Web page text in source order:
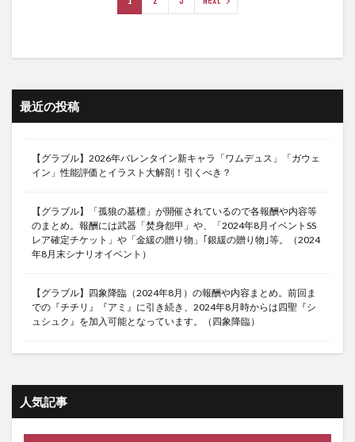
最近の投稿
【グラブル】2026年バレンタイン新キャラ「ワムデュス」「ガウェ
イン」性能評価とイラスト大解剖！引くべき？
【グラブル】「孤狼の墓標」が開催されているので各報酬や内容等
のまとめ。報酬には武器「焚身怨甲」や、「2024年8月イベントSS
レア確定チケット」や「金緩の贈り物」｢銀緩の贈り物｣等。（2024
年8月末シナリオイベント）
【グラブル】四象降臨（2024年8月）の報酬や内容まとめ。前回ま
での『チチリ』『アミ』に引き続き、2024年8月時からは四聖『シ
ュシュク』を加入可能となっています。（四象降臨）
人気記事